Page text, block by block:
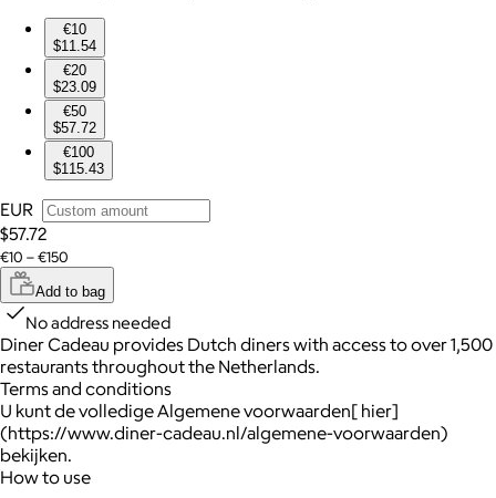
€10
$11.54
€20
$23.09
€50
$57.72
€100
$115.43
EUR
$57.72
€10 – €150
Add to bag
No address needed
Diner Cadeau provides Dutch diners with access to over 1,500
restaurants throughout the Netherlands.
Terms and conditions
U kunt de volledige Algemene voorwaarden[ hier]
(https://www.diner-cadeau.nl/algemene-voorwaarden)
bekijken.
How to use